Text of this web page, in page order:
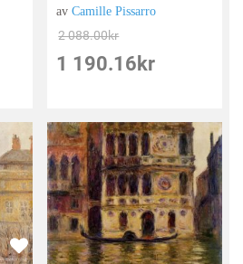
avCamille Pissarro
2 088.00kr
1 190.16 kr